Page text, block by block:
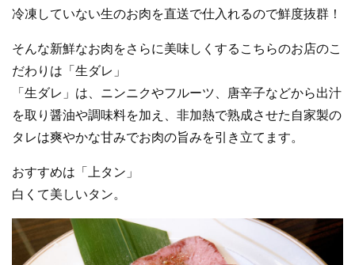
冷凍していない生のお肉を直送で仕入れるので鮮度抜群！
そんな新鮮なお肉をさらに美味しくするこちらのお店のこ
だわりは「生ダレ」
「生ダレ」は、ニンニクやフルーツ、唐辛子などから出汁
を取り醤油や調味料を加え、非加熱で熟成させた自家製の
タレは爽やかな甘みでお肉の旨みを引き立てます。
おすすめは「上タン」
白くて美しいタン。